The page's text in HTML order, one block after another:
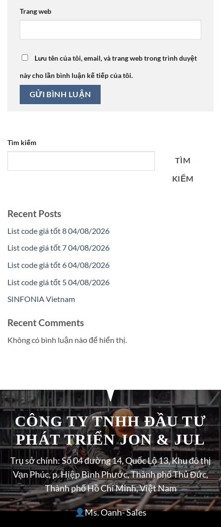
Trang web
Lưu tên của tôi, email, và trang web trong trình duyệt
này cho lần bình luận kế tiếp của tôi.
Tìm kiếm
TÌM
KIẾM
Recent Posts
List code giá tốt 8 04/08/2026
List code giá tốt 7 04/08/2026
List code giá tốt 6 04/08/2026
List code giá tốt 5 04/08/2026
SINFONIA Vietnam
Recent Comments
Không có bình luận nào để hiển thị.
CÔNG TY TNHH ĐẦU TƯ
PHÁT TRIỂN JON & JUL
Trụ sở chính: Số 04 đường 14, Quốc Lộ 13, Khu đô thị
Vạn Phúc, p. Hiệp Bình Phước, Thành phố Thủ Đức,
Thành phố Hồ Chí Minh, Việt Nam
Ms. Oanh- Sales